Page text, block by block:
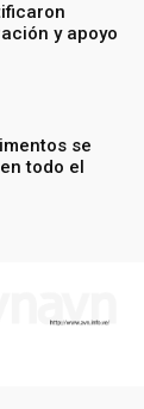
y apoyo
se
todo el